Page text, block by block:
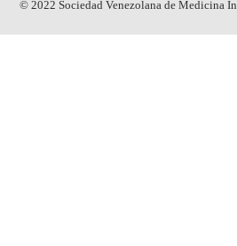
© 2022 Sociedad Venezolana de Medicina